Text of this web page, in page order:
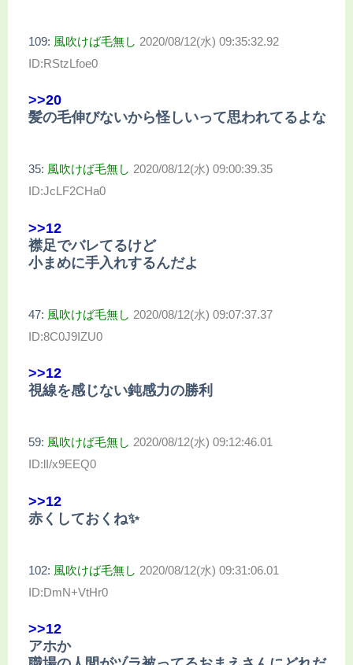
109: 風吹けば毛無し 2020/08/12(水) 09:35:32.92
ID:RStzLfoe0
>>20
髪の毛伸びないから怪しいって思われてるよな
35: 風吹けば毛無し 2020/08/12(水) 09:00:39.35
ID:JcLF2CHa0
>>12
襟足でバレてるけど
小まめに手入れするんだよ
47: 風吹けば毛無し 2020/08/12(水) 09:07:37.37
ID:8C0J9IZU0
>>12
視線を感じない鈍感力の勝利
59: 風吹けば毛無し 2020/08/12(水) 09:12:46.01
ID:lI/x9EEQ0
>>12
赤くしておくね✨
102: 風吹けば毛無し 2020/08/12(水) 09:31:06.01
ID:DmN+VtHr0
>>12
アホか